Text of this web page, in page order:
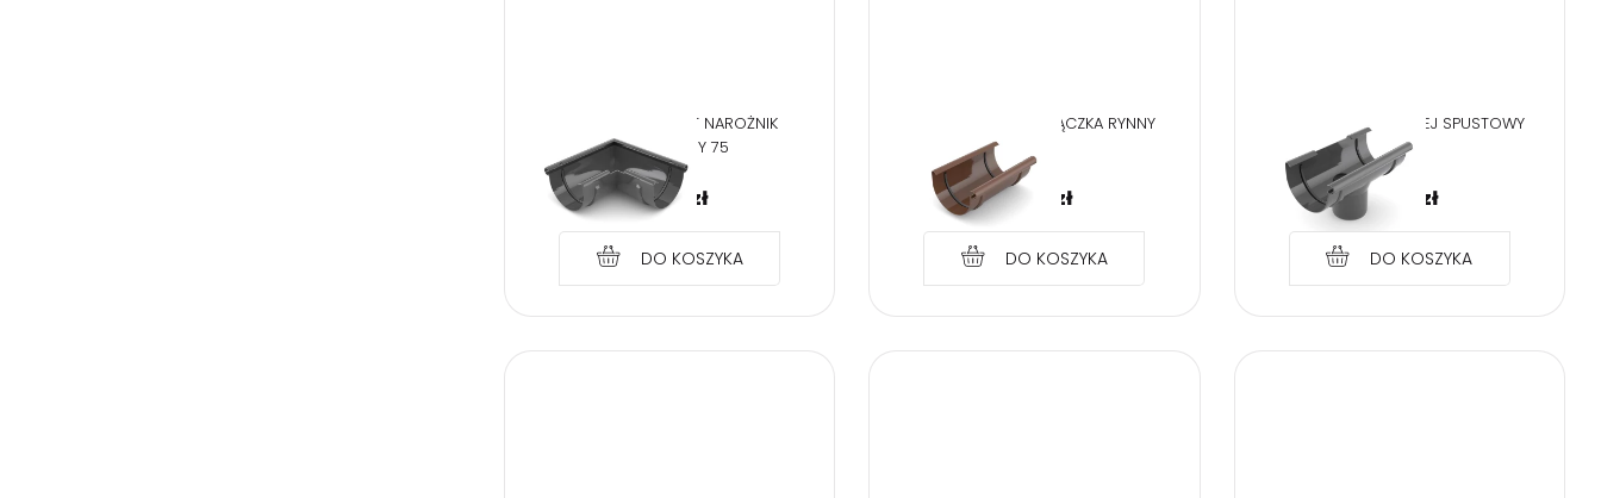
BRYZA PVC GRAFIT NAROŻNIK
ZEWNĘTRZNY 75
22,90 zł
DO KOSZYKA
BRYZA PVC BRĄZ ZŁĄCZKA RYNNY
22,90 zł
DO KOSZYKA
BRYZA PVC GRAFIT LEJ SPUSTOWY
100/90
24,74 zł
DO KOSZYKA